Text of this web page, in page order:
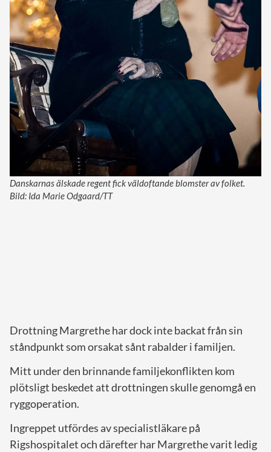
Danskarnas älskade regent fick väldoftande blomster av folket.
Bild: Ida Marie Odgaard/TT
Drottning Margrethe har dock inte backat från sin
ståndpunkt som orsakat sånt rabalder i familjen.
Mitt under den brinnande familjekonflikten kom
plötsligt beskedet att drottningen skulle genomgå en
ryggoperation.
Ingreppet utfördes av specialistläkare på
Rigshospitalet och därefter har Margrethe varit ledig